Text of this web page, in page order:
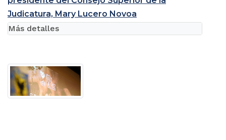
Judicatura, Mary Lucero Novoa
Más detalles